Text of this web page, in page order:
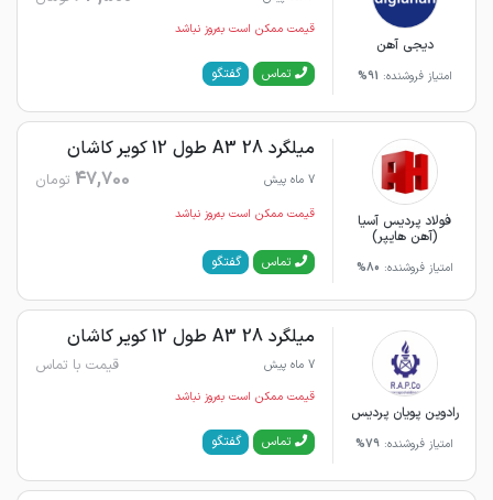
دیجی آهن
امتیاز فروشنده: 91%
قیمت ممکن است به‌روز نباشد
تماس گفتگو
فولاد پردیس آسیا
(آهن هایپر)
امتیاز فروشنده: 80%
میلگرد 28 A3 طول 12 کویر کاشان
7 ماه پیش 47,700 تومان
قیمت ممکن است به‌روز نباشد
تماس گفتگو
رادوین پویان پردیس
امتیاز فروشنده: 79%
میلگرد 28 A3 طول 12 کویر کاشان
7 ماه پیش قیمت با تماس
قیمت ممکن است به‌روز نباشد
تماس گفتگو